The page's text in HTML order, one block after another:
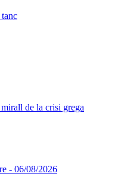
de la crisi grega
- 06/08/2026